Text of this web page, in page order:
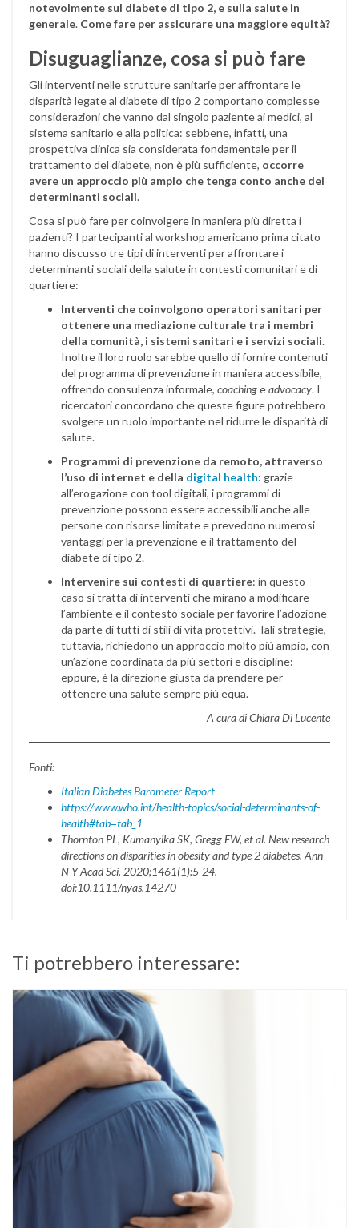
notevolmente sul diabete di tipo 2, e sulla salute in
generale. Come fare per assicurare una maggiore equità?
Disuguaglianze, cosa si può fare
Gli interventi nelle strutture sanitarie per affrontare le
disparità legate al diabete di tipo 2 comportano complesse
considerazioni che vanno dal singolo paziente ai medici, al
sistema sanitario e alla politica: sebbene, infatti, una
prospettiva clinica sia considerata fondamentale per il
trattamento del diabete, non è più sufficiente, occorre
avere un approccio più ampio che tenga conto anche dei
determinanti sociali.
Cosa si può fare per coinvolgere in maniera più diretta i
pazienti? I partecipanti al workshop americano prima citato
hanno discusso tre tipi di interventi per affrontare i
determinanti sociali della salute in contesti comunitari e di
quartiere:
Interventi che coinvolgono operatori sanitari per
ottenere una mediazione culturale tra i membri
della comunità, i sistemi sanitari e i servizi sociali.
Inoltre il loro ruolo sarebbe quello di fornire contenuti
del programma di prevenzione in maniera accessibile,
offrendo consulenza informale, coachingeadvocacy. I
ricercatori concordano che queste figure potrebbero
svolgere un ruolo importante nel ridurre le disparità di
salute.
Programmi di prevenzione da remoto, attraverso
l’uso di internet e della digital health: grazie
all’erogazione con tool digitali, i programmi di
prevenzione possono essere accessibili anche alle
persone con risorse limitate e prevedono numerosi
vantaggi per la prevenzione e il trattamento del
diabete di tipo 2.
Intervenire sui contesti di quartiere: in questo
caso si tratta di interventi che mirano a modificare
l’ambiente e il contesto sociale per favorire l’adozione
da parte di tutti di stili di vita protettivi. Tali strategie,
tuttavia, richiedono un approccio molto più ampio, con
un’azione coordinata da più settori e discipline:
eppure, è la direzione giusta da prendere per
ottenere una salute sempre più equa.
A cura di Chiara Di Lucente
Fonti:
Italian Diabetes Barometer Report
https://www.who.int/health-topics/social-determinants-of-
health#tab=tab_1
Thornton PL, Kumanyika SK, Gregg EW, et al. New research
directions on disparities in obesity and type 2 diabetes. Ann
N Y Acad Sci. 2020;1461(1):5-24.
doi:10.1111/nyas.14270
Ti potrebbero interessare: